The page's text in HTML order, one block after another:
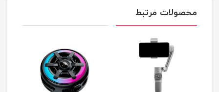
محصولات مرتبط